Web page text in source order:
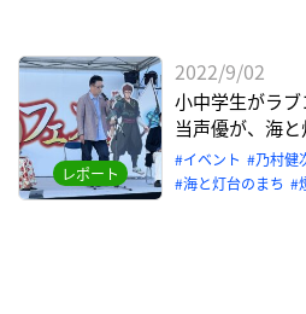
レポート
2022/9/02
小中学生がラ
当声優が、海
【青森県東通
イベント 乃村健
海と灯台のまち